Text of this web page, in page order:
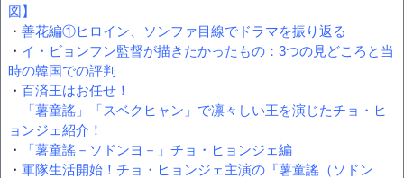
図】
・ 善花編①ヒロイン、ソンファ目線でドラマを振り返る
・ イ・ビョンフン監督が描きたかったもの：3つの見どころと当
時の韓国での評判
・ 百済王はお任せ！
「薯童謠」「スベクヒャン」で凛々しい王を演じたチョ・ヒ
ョンジェ紹介！
・
「薯童謠－ソドンヨ－」チョ・ヒョンジェ編
・ 軍隊生活開始！チョ・ヒョンジェ主演の『薯童謠（ソドン